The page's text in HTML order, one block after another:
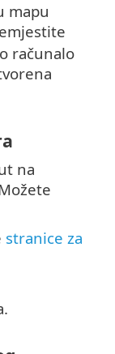
mapu
računalo
na
stranice za